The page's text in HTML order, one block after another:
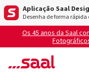
Aplicação Saal
Desenha de forma rápida
Os 45 anos da Saal